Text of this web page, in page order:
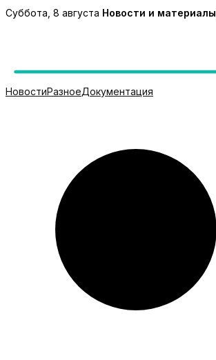
Перейти
Суббота, 8 августа Новости и материалы
НовостиРазноеДокументация